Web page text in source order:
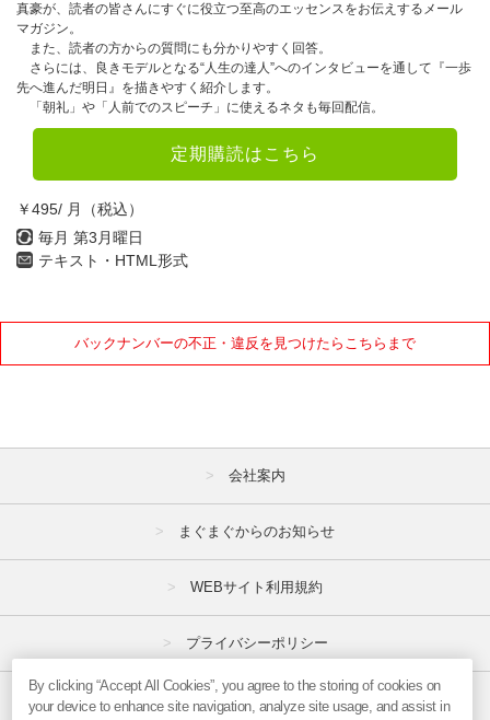
真豪が、読者の皆さんにすぐに役立つ至高のエッセンスをお伝えするメール
マガジン。
また、読者の方からの質問にも分かりやすく回答。
さらには、良きモデルとなる“人生の達人”へのインタビューを通して『一歩
先へ進んだ明日』を描きやすく紹介します。
「朝礼」や「人前でのスピーチ」に使えるネタも毎回配信。
定期購読はこちら
￥495/ 月（税込）
毎月 第3月曜日
テキスト・HTML形式
バックナンバーの不正・違反を見つけたらこちらまで
会社案内
まぐまぐからのお知らせ
WEBサイト利用規約
プライバシーポリシー
特定商取引法
By clicking “Accept All Cookies”, you agree to the storing of cookies on
your device to enhance site navigation, analyze site usage, and assist in